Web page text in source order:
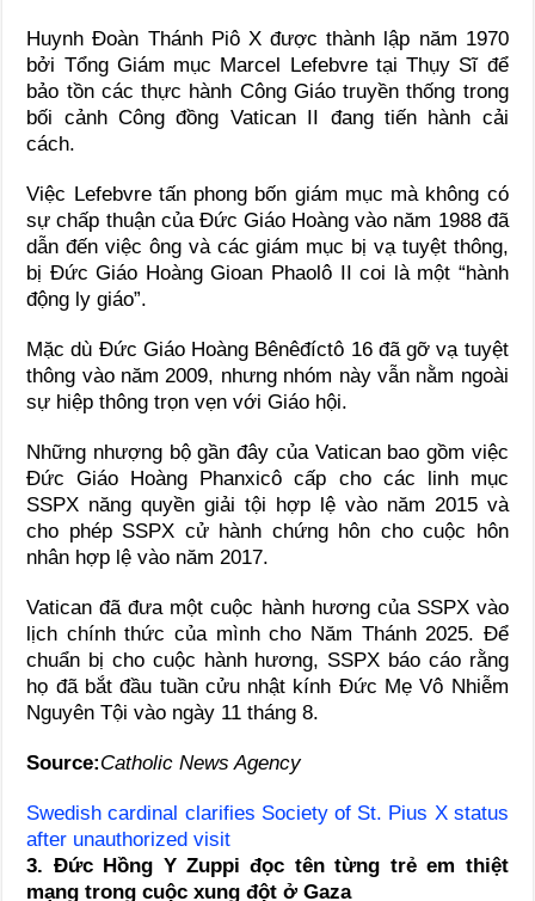
Huynh Đoàn Thánh Piô X được thành lập năm 1970
bởi Tổng Giám mục Marcel Lefebvre tại Thụy Sĩ để
bảo tồn các thực hành Công Giáo truyền thống trong
bối cảnh Công đồng Vatican II đang tiến hành cải
cách.
Việc Lefebvre tấn phong bốn giám mục mà không có
sự chấp thuận của Đức Giáo Hoàng vào năm 1988 đã
dẫn đến việc ông và các giám mục bị vạ tuyệt thông,
bị Đức Giáo Hoàng Gioan Phaolô II coi là một “hành
động ly giáo”.
Mặc dù Đức Giáo Hoàng Bênêđíctô 16 đã gỡ vạ tuyệt
thông vào năm 2009, nhưng nhóm này vẫn nằm ngoài
sự hiệp thông trọn vẹn với Giáo hội.
Những nhượng bộ gần đây của Vatican bao gồm việc
Đức Giáo Hoàng Phanxicô cấp cho các linh mục
SSPX năng quyền giải tội hợp lệ vào năm 2015 và
cho phép SSPX cử hành chứng hôn cho cuộc hôn
nhân hợp lệ vào năm 2017.
Vatican đã đưa một cuộc hành hương của SSPX vào
lịch chính thức của mình cho Năm Thánh 2025. Để
chuẩn bị cho cuộc hành hương, SSPX báo cáo rằng
họ đã bắt đầu tuần cửu nhật kính Đức Mẹ Vô Nhiễm
Nguyên Tội vào ngày 11 tháng 8.
Source:Catholic News Agency
Swedish cardinal clarifies Society of St. Pius X status
after unauthorized visit
3. Đức Hồng Y Zuppi đọc tên từng trẻ em thiệt
mạng trong cuộc xung đột ở Gaza